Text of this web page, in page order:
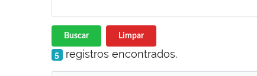
Buscar Limpar
5 registros encontrados.